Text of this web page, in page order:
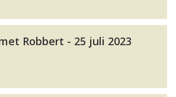
Robbert - 25 juli 2023